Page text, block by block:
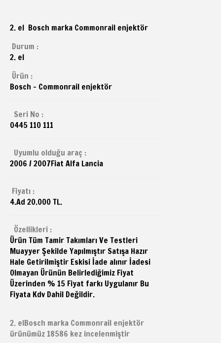
2. el Bosch marka Commonrail enjektör
Durum :
2. el
Ürün :
Bosch - Commonrail enjektör
Seri No :
0445 110 111
Uyumlu olduğu araç :
2006 / 2007Fiat Alfa Lancia
Fiyatı :
4.Ad 20.000 TL.
Özellikleri :
Ürün Tüm Tamir Takımları Ve Testleri
Muayyer Şekilde Yapılmıştır Satışa Hazır
Hale Getirilmiştir Eskisi İade alınır İadesi
Olmayan Ürünün Belirlediğimiz Fiyat
Üzerinden % 15 Fiyat farkı Uygulanır Bu
Fiyata Kdv Dahil Değildir.
2. elBosch marka Commonrail enjektör
ürünümüz 18586 kez incelenmiştir